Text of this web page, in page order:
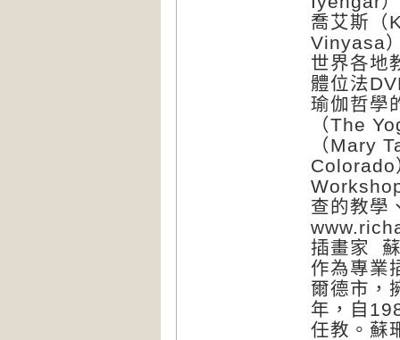
喬艾斯（
Vinyasa
世界各地
體位法
瑜伽哲學
（The
（Mary
Colorado
查的教學
插畫家
作為專業
爾德市，
年，自
任教。蘇